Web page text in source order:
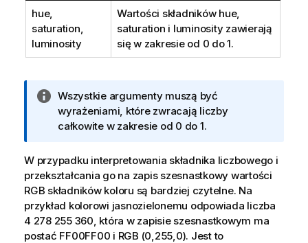
hue,
saturation,
luminosity
Wartości składników hue,
saturation i luminosityzawierają
się w zakresie od 0 do 1.
I
n
f
r
m
a
c
j
a
Wszystkie argumenty muszą być
wyrażeniami, które zwracają liczby
całkowite w zakresie od 0 do 1.
W przypadku interpretowania składnika liczbowego i
przekształcania go na zapis szesnastkowy wartości
RGB składników koloru są bardziej czytelne. Na
przykład kolorowi jasnozielonemu odpowiada liczba
4 278 255 360, która w zapisie szesnastkowym ma
postać FF00FF00 i RGB (0,255,0). Jest to